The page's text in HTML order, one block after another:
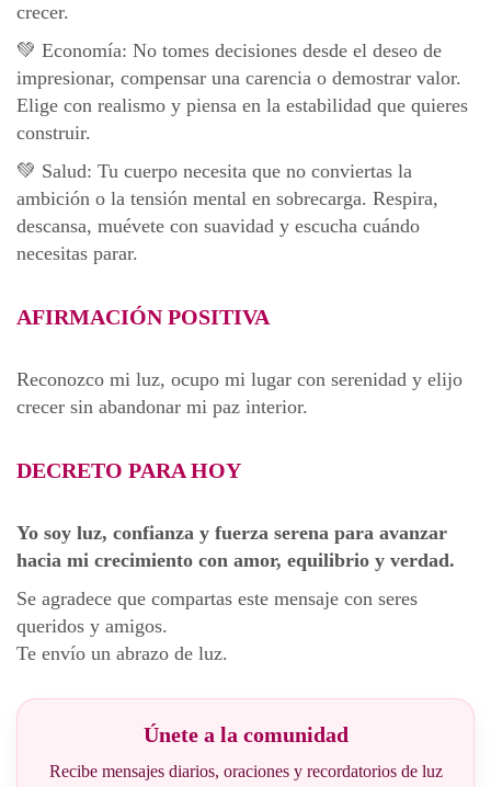
crecer.
💚 Economía: No tomes decisiones desde el deseo de
impresionar, compensar una carencia o demostrar valor.
Elige con realismo y piensa en la estabilidad que quieres
construir.
💚 Salud: Tu cuerpo necesita que no conviertas la
ambición o la tensión mental en sobrecarga. Respira,
descansa, muévete con suavidad y escucha cuándo
necesitas parar.
AFIRMACIÓN POSITIVA
Reconozco mi luz, ocupo mi lugar con serenidad y elijo
crecer sin abandonar mi paz interior.
DECRETO PARA HOY
Yo soy luz, confianza y fuerza serena para avanzar
hacia mi crecimiento con amor, equilibrio y verdad.
Se agradece que compartas este mensaje con seres
queridos y amigos.
Te envío un abrazo de luz.
Únete a la comunidad
Recibe mensajes diarios, oraciones y recordatorios de luz